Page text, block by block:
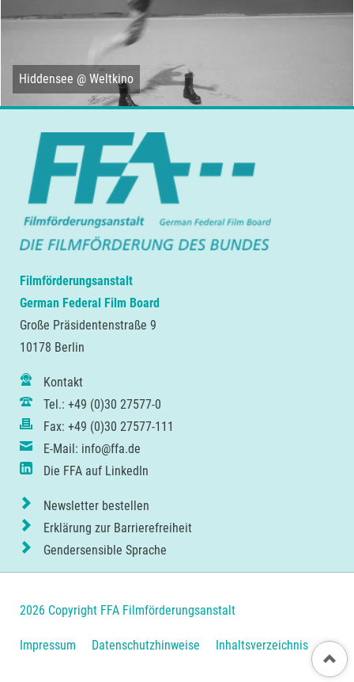
Hiddensee @ Weltkino
Filmförderungsanstalt
German Federal Film Board
Große Präsidentenstraße 9
10178 Berlin
Kontakt
Tel.: +49 (0)30 27577-0
Fax: +49 (0)30 27577-111
E-Mail: info@ffa.de
Die FFA auf LinkedIn
Newsletter bestellen
Erklärung zur Barrierefreiheit
Gendersensible Sprache
2026 Copyright FFA Filmförderungsanstalt
Navigation
Impressum Datenschutzhinweise Inhaltsverzeichnis Nach